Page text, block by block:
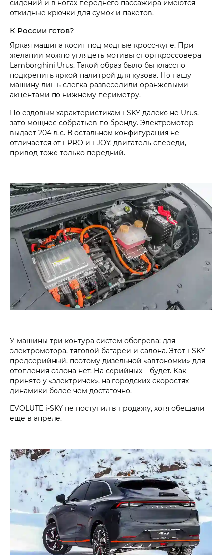
сидений и в ногах переднего пассажира имеются
откидные крючки для сумок и пакетов.
К России готов?
Яркая машина косит под модные кросс-купе. При
желании можно углядеть мотивы спорткроссовера
Lamborghini Urus. Такой образ было бы классно
подкрепить яркой палитрой для кузова. Но нашу
машину лишь слегка развеселили оранжевыми
акцентами по нижнему периметру.
По ездовым характеристикам i‑SKY далеко не Urus,
зато мощнее собратьев по бренду. Электромотор
выдает 204 л. с. В остальном конфигурация не
отличается от i‑PRO и i‑JOY: двигатель спереди,
привод тоже только передний.
У машины три контура систем обогрева: для
электромотора, тяговой батареи и салона. Этот i‑SKY
предсерийный, поэтому дизельной «автономки» для
отопления салона нет. На серийных – будет. Как
принято у «электричек», на городских скоростях
динамики более чем достаточно.
EVOLUTE i‑SKY не поступил в продажу, хотя обещали
еще в апреле.